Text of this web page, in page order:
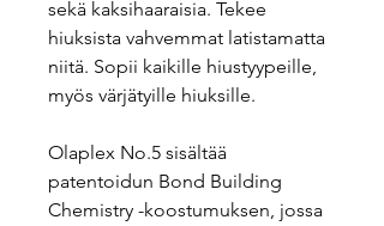
sekä kaksihaaraisia. Tekee
hiuksista vahvemmat latistamatta
niitä. Sopii kaikille hiustyypeille,
myös värjätyille hiuksille.
Olaplex No.5 sisältää
patentoidun Bond Building
Chemistry -koostumuksen, jossa